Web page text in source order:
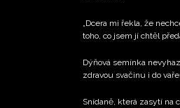
„Dcera mi řekla, že
toho, co jsem jí chtěl
Dýňová semínka
zdravou svačinu i do
Snídaně, která zasytí na